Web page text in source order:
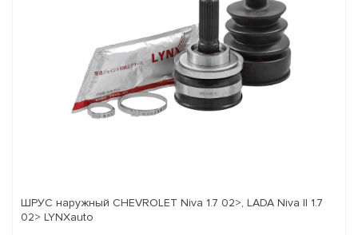
ШРУС наружный CHEVROLET Niva 1.7 02>, LADA Niva II 1.7
02> LYNXauto